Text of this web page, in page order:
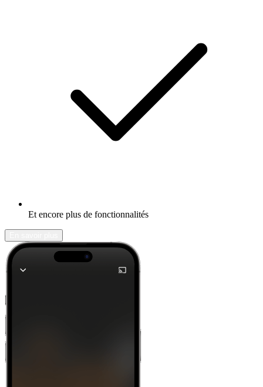
Et encore plus de fonctionnalités